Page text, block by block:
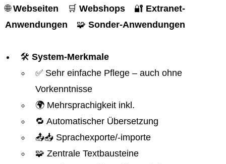
🌐Webseiten 🛒 Webshops 🔐 Extranet-
Anwendungen 🧩 Sonder-Anwendungen
🛠️ System-Merkmale
✅ Sehr einfache Pflege – auch ohne
Vorkenntnisse
🌍 Mehrsprachigkeit inkl.
🔁 Automatischer Übersetzung
📤📥 Sprachexporte/-importe
🧩 Zentrale Textbausteine